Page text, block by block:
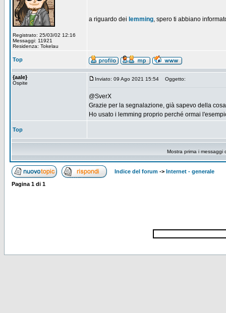
Registrato: 25/03/02 12:16
Messaggi: 11921
Residenza: Tokelau
a riguardo dei lemming, spero ti abbiano
Top
{aale}
Ospite
Inviato: 09 Ago 2021 15:54 Oggetto:
@SverX
Grazie per la segnalazione, già sapevo della
Ho usato i lemming proprio perché ormai
Top
Mostra prima i messaggi
Indice del forum -> Internet - generale
Pagina 1 di 1